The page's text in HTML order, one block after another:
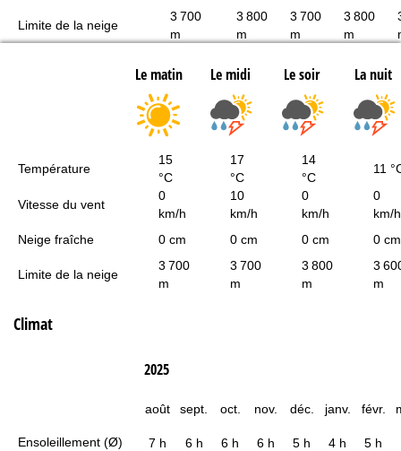
Limite de la neige
3 700
m
3 800
m
3 700
m
3 800
m
Le matin Le midi Le soir La nuit
Température
15
°C
17
°C
14
°C
11
Vitesse du vent
0
km/h
10
km/h
0
km/h
0
km/h
Neige fraîche
0 cm 0 cm 0 cm 0 cm
Limite de la neige
3 700
m
3 700
m
3 800
m
3
m
Climat
Ensoleillement (Ø)
2025
août sept. oct. nov. déc. janv. févr.
7 h 6 h 6 h 6 h 5 h 4 h 5 h